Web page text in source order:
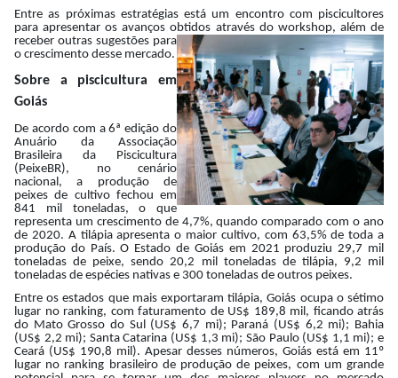
Entre as próximas estratégias está um encontro com piscicultores
para apresentar os avanços obtidos através do workshop, além de
receber outras sugestões para
o crescimento desse mercado.
Sobre a piscicultura em
Goiás
De acordo com a 6ª edição do
Anuário da Associação
Brasileira da Piscicultura
(PeixeBR), no cenário
nacional, a produção de
peixes de cultivo fechou em
841 mil toneladas, o que
representa um crescimento de 4,7%, quando comparado com o ano
de 2020. A tilápia apresenta o maior cultivo, com 63,5% de toda a
produção do País. O Estado de Goiás em 2021 produziu 29,7 mil
toneladas de peixe, sendo 20,2 mil toneladas de tilápia, 9,2 mil
toneladas de espécies nativas e 300 toneladas de outros peixes.
Entre os estados que mais exportaram tilápia, Goiás ocupa o sétimo
lugar no ranking, com faturamento de US$ 189,8 mil, ficando atrás
do Mato Grosso do Sul (US$ 6,7 mi); Paraná (US$ 6,2 mi); Bahia
(US$ 2,2 mi); Santa Catarina (US$ 1,3 mi); São Paulo (US$ 1,1 mi); e
Ceará (US$ 190,8 mil). Apesar desses números, Goiás está em 11º
lugar no ranking brasileiro de produção de peixes, com um grande